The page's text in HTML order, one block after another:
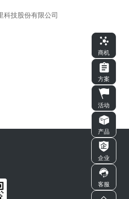
科技股份有限公司
商机
方案
活动
产品
企业
客服